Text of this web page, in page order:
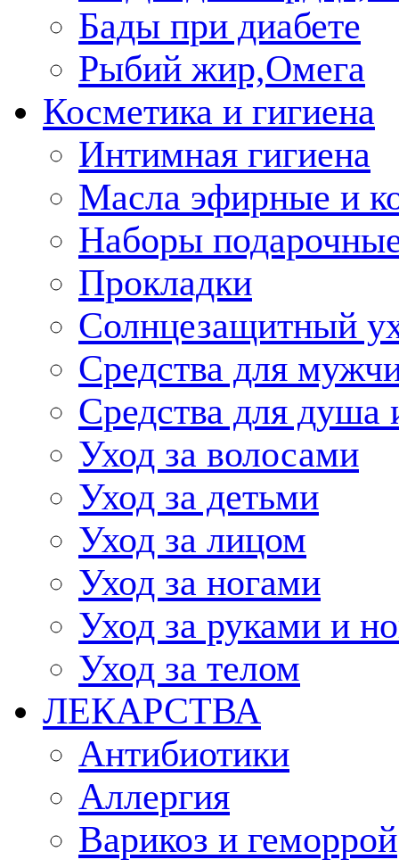
Бады при диабете
Рыбий жир,Омега
Косметика и гигиена
Интимная гигиена
Масла эфирные и
Наборы
Прокладки
Солнцезащитный
Средства для
Средства для душа
Уход за волосами
Уход за детьми
Уход за лицом
Уход за ногами
Уход за руками и
Уход за телом
ЛЕКАРСТВА
Антибиотики
Аллергия
Варикоз и геморрой